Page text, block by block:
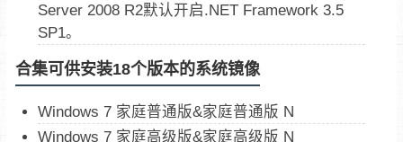
Server 2008 R2默认开启.NET Framework 3.5
SP1。
合集可供安装18个版本的系统镜像
Windows 7 家庭普通版&家庭普通版 N
Windows 7 家庭高级版&家庭高级版 N